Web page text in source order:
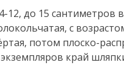
12, до 15 сантиметров
с
потом плоско-
край